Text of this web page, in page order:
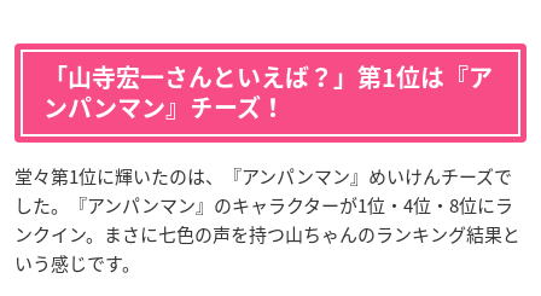
「山寺宏一さんといえば？」第1位は『ア
ンパンマン』チーズ！
堂々第1位に輝いたのは、『アンパンマン』めいけんチーズで
した。『アンパンマン』のキャラクターが1位・4位・8位にラ
ンクイン。まさに七色の声を持つ山ちゃんのランキング結果と
いう感じです。